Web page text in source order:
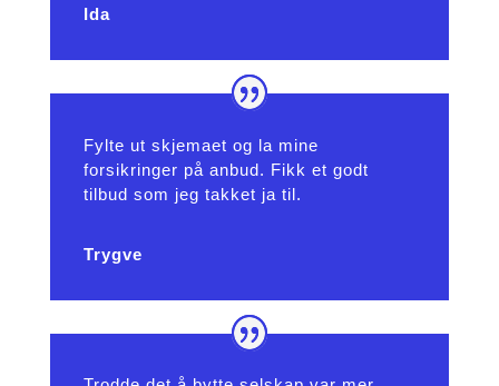
Ida
Fylte ut skjemaet og la mine
forsikringer på anbud. Fikk et godt
tilbud som jeg takket ja til.
Trygve